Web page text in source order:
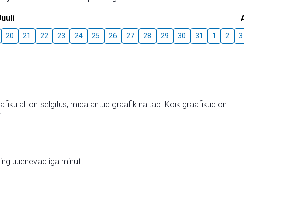
August
20 21 22 23 24 25 26 27 28 29 30 31 1 2 3
all on selgitus, mida antud graafik näitab. Kõik graafikud on
uuenevad iga minut.